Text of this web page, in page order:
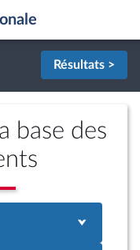
Résultats >
base des